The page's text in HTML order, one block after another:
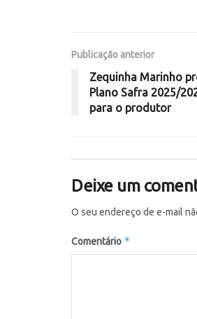
Publicação anterior
Zequinha Marinho
Plano Safra 2025/
para o produtor
Deixe um
O seu endereço de e-mail
Comentário *